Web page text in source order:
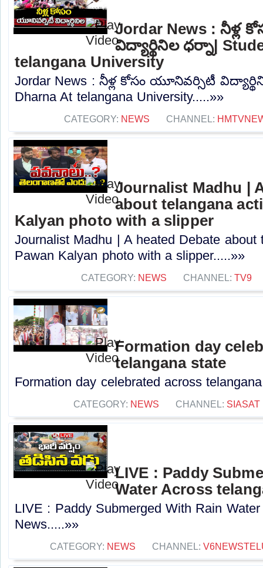
Jordar News : నీళ్ల
విద్యార్థినిల ధర్నా|
telangana University
Jordar News : నీళ్ల కోసం యూనివర్సిటీ
Dharna At telangana University.....»»
CATEGORY: NEWS CHANNEL:
Journalist Madhu |
about telangana
Kalyan photo with a slipper
Journalist Madhu | A heated Debate about
Pawan Kalyan photo with a slipper.....»»
CATEGORY: NEWS CHANNEL: TV9
Formation day
telangana state
Formation day celebrated across
CATEGORY: NEWS CHANNEL: SIASAT
LIVE : Paddy
Water Across
LIVE : Paddy Submerged With Rain
News.....»»
CATEGORY: NEWS CHANNEL: